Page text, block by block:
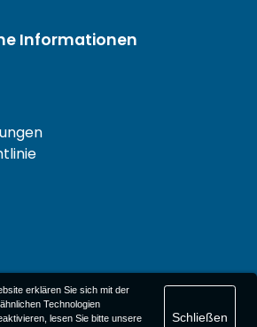
Informationen
erklären Sie sich mit der
Technologien
lesen Sie bitte unsere
Schließen